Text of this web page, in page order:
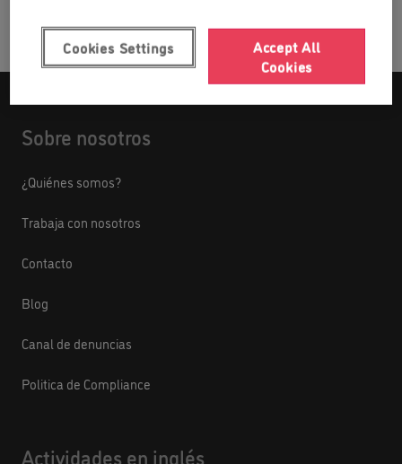
Sobre nosotros
¿Quiénes somos?
Trabaja con nosotros
Contacto
Blog
Canal de denuncias
Politica de Compliance
Actividades en inglés
Accept All
Cookies
Cookies Settings